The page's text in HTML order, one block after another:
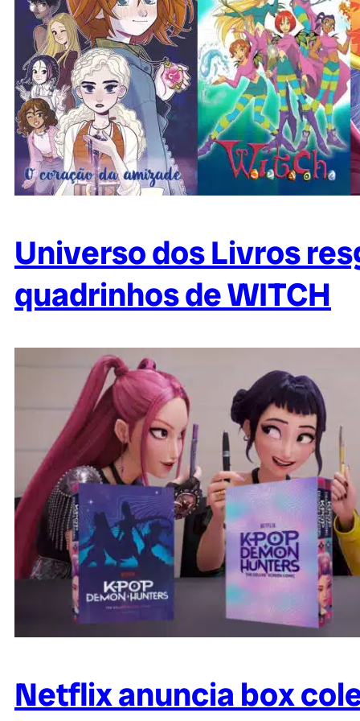
Universo dos Livros
quadrinhos de WITCH
Netflix anuncia box